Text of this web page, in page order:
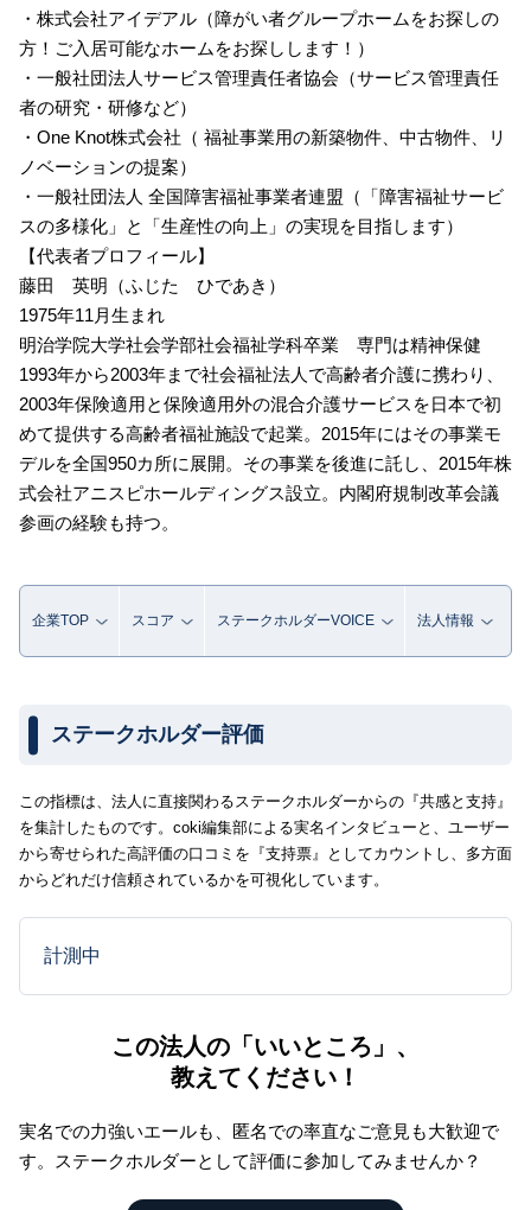
・株式会社アイデアル（障がい者グループホームをお探しの
方！ご入居可能なホームをお探しします！）
・一般社団法人サービス管理責任者協会（サービス管理責任
者の研究・研修など）
・One Knot株式会社（ 福祉事業用の新築物件、中古物件、リ
ノベーションの提案）
・一般社団法人 全国障害福祉事業者連盟（「障害福祉サービ
スの多様化」と「生産性の向上」の実現を目指します）
【代表者プロフィール】
藤田 英明（ふじた ひであき）
1975年11月生まれ
明治学院大学社会学部社会福祉学科卒業 専門は精神保健
1993年から2003年まで社会福祉法人で高齢者介護に携わり、
2003年保険適用と保険適用外の混合介護サービスを日本で初
めて提供する高齢者福祉施設で起業。2015年にはその事業モ
デルを全国950カ所に展開。その事業を後進に託し、2015年株
式会社アニスピホールディングス設立。内閣府規制改革会議
参画の経験も持つ。
企業TOP スコア ステークホルダーVOICE 法人情報
ステークホルダー評価
この指標は、法人に直接関わるステークホルダーからの『共感と支持』
を集計したものです。coki編集部による実名インタビューと、ユーザー
から寄せられた高評価の口コミを『支持票』としてカウントし、多方面
からどれだけ信頼されているかを可視化しています。
計測中
この法人の「いいところ」、
教えてください！
実名での力強いエールも、匿名での率直なご意見も大歓迎で
す。
ステークホルダーとして評価に参加してみませんか？